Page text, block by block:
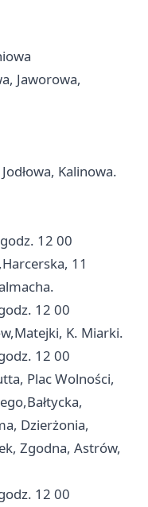
Jaworowa,
Kalinowa.
12 00
11
12 00
K. Miarki.
12 00
Plac Wolności,
Dzierżonia,
Zgodna, Astrów,
12 00